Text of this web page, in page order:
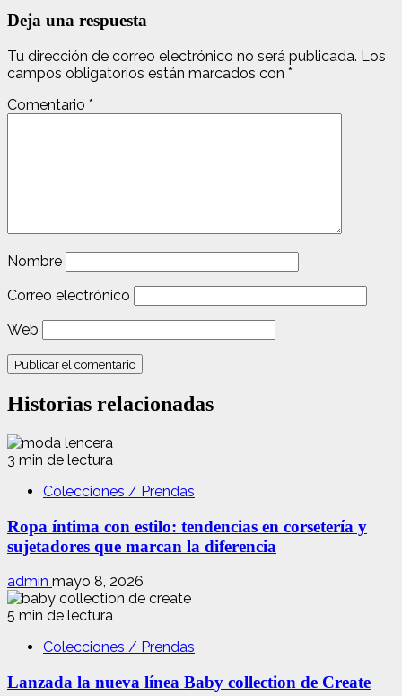
Deja una respuesta
Tu dirección de correo electrónico no será publicada. Los
campos obligatorios están marcados con *
Comentario *
Nombre
Correo electrónico
Web
Historias relacionadas
3 min de lectura
Colecciones / Prendas
Ropa íntima con estilo: tendencias en corsetería y
sujetadores que marcan la diferencia
admin mayo 8, 2026
5 min de lectura
Colecciones / Prendas
Lanzada la nueva línea Baby collection de Create